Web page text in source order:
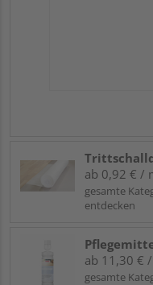
ab 0,92 € /
gesamte
entdecken
ab 11,30 €
gesamte